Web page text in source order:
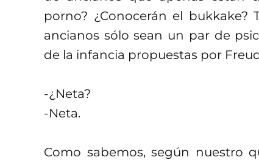
porno? ¿Conocerán el bukkake?
ancianos sólo sean un par de
de la infancia propuestas por
-¿Neta?
-Neta.
Como sabemos, según nuestro